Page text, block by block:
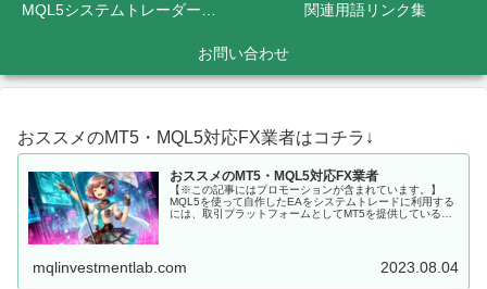
MQL5システムトレーダーの為のPython講座 関連用語リンク集
お問い合わせ
おススメのMT5・MQL5対応FX業者はコチラ↓
おススメのMT5・MQL5対応FX業者
【※この記事にはプロモーションが含まれています。】
MQL5を使って自作したEAをシステムトレードに利用する
には、取引プラットフォームとしてMT5を提供しているFX
mqlinvestmentlab.com 2023.08.04